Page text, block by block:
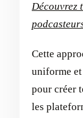
Découvrez
Cette
uniforme
pour créer
les